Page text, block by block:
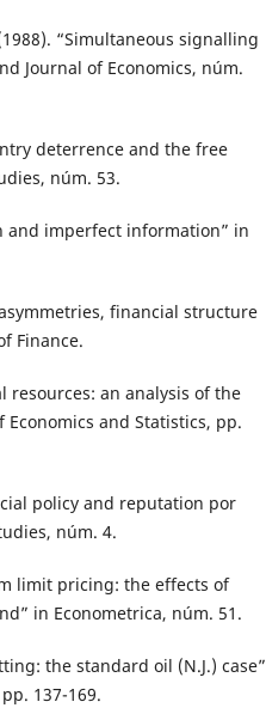
“Simultaneous signalling
Journal of Economics, núm.
deterrence and the free
núm. 53.
and imperfect information” in
financial structure
Finance.
resources: an analysis of the
and Statistics, pp.
policy and reputation por
núm. 4.
limit pricing: the effects of
in Econometrica, núm. 51.
the standard oil (N.J.) case”
137-169.